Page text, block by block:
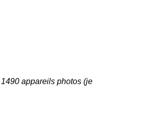
appareils photos (je